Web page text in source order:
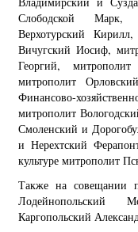
Слободской Марк,
Верхотурский
Вичугский Иосиф,
Георгий,
митрополит
Финансово-
митрополит
Смоленский и
и Нерехтский
культуре митрополит
Также на совещании
Лодейнопольский
Каргопольский